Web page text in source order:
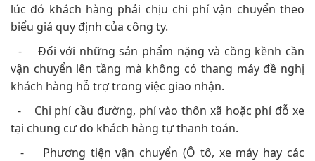
lúc đó khách hàng phải chịu chi phí vận chuyển theo
biểu giá quy định của công ty.
- Đối với những sản phẩm nặng và cồng kềnh cần
vận chuyển lên tầng mà không có thang máy đề nghị
khách hàng hỗ trợ trong việc giao nhận.
- Chi phí cầu đường, phí vào thôn xã hoặc phí đỗ xe
tại chung cư do khách hàng tự thanh toán.
- Phương tiện vận chuyển (Ô tô, xe máy hay các